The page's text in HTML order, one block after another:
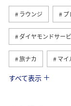
ラウンジ プ
ダイヤモンドサー
旅ナカ マイ
海外
すべて表示